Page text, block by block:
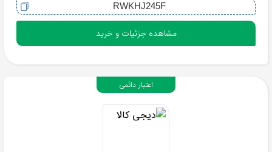
RWKHJ245F
مشاهده جزئیات و خرید
اعتبار دائمی